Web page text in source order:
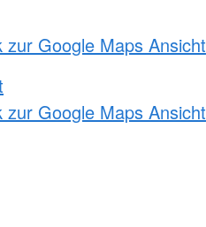
zur Google Maps Ansicht
zur Google Maps Ansicht